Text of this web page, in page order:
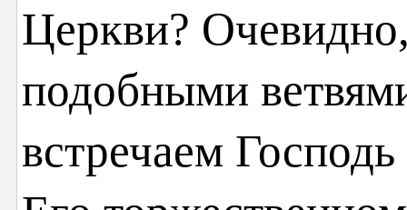
Церкви?
подобными
встречаем